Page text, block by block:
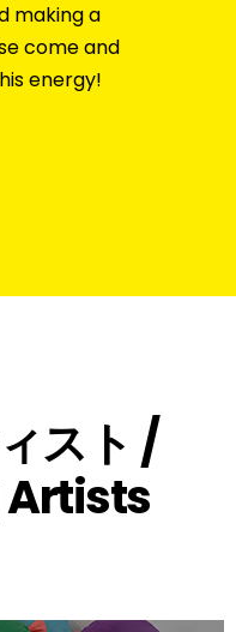
making a
come and
energy!
スト /